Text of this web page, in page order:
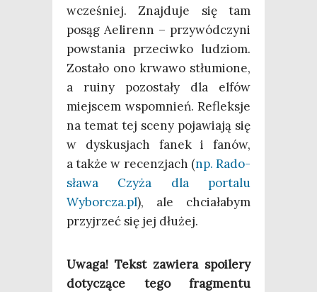
wcze­śniej. Znaj­du­je się tam
posąg Aeli­renn – przy­wód­czy­ni
powsta­nia prze­ciw­ko ludziom.
Zosta­ło ono krwa­wo stłu­mio­ne,
a ruiny pozo­sta­ły dla elfów
miej­scem wspo­mnień. Reflek­sje
na temat tej sce­ny poja­wia­ją się
w dys­ku­sjach fanek i fanów,
a tak­że w recen­zjach (np. Rado­
sła­wa Czy­ża dla por­ta­lu
Wyborcza.pl), ale chcia­ła­bym
przyj­rzeć się jej dłużej.
Uwa­ga! Tekst zawie­ra spo­ile­ry
doty­czą­ce tego frag­men­tu